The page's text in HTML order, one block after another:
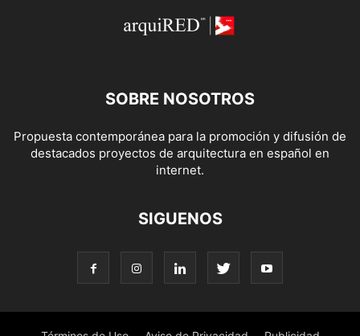
SOBRE NOSOTROS
Propuesta contemporánea para la promoción y difusión de
destacados proyectos de arquitectura en español en
internet.
SIGUENOS